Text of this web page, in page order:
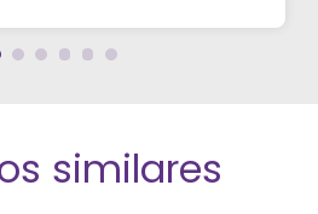
perfumes!”
similares